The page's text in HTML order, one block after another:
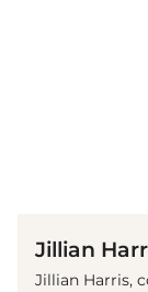
Jillian
Jillian Harris,